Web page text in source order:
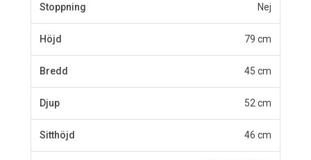
Stoppning Nej
Höjd 79 cm
Bredd 45 cm
Djup 52 cm
Sitthöjd 46 cm